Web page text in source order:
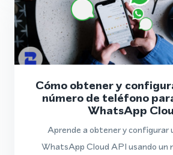
Cómo obtener y
número de teléfono
WhatsApp
Aprende a obtener y configurar
WhatsApp Cloud API usando un